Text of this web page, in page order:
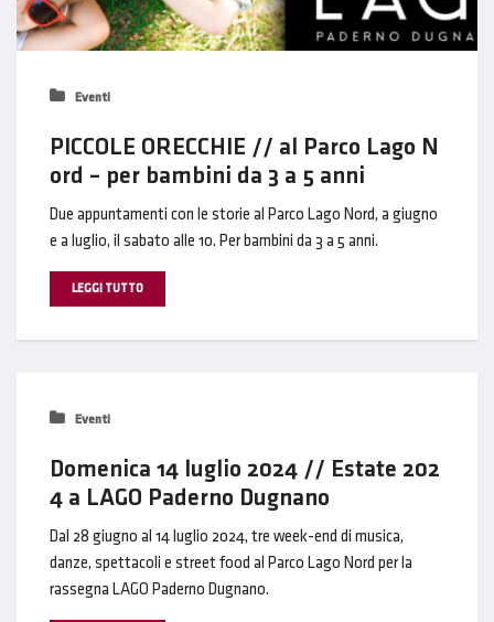
Eventi
PICCOLE ORECCHIE // al Parco Lago N
ord – per bambini da 3 a 5 anni
Due appuntamenti con le storie al Parco Lago Nord, a giugno
e a luglio, il sabato alle 10. Per bambini da 3 a 5 anni.
LEGGI TUTTO
Eventi
Domenica 14 luglio 2024 // Estate 202
4 a LAGO Paderno Dugnano
Dal 28 giugno al 14 luglio 2024, tre week-end di musica,
danze, spettacoli e street food al Parco Lago Nord per la
rassegna LAGO Paderno Dugnano.